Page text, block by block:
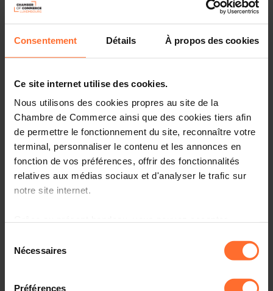
Consentement Détails À propos des cookies
Ce site internet utilise des cookies.
Nous utilisons des cookies propres au site de la
Chambre de Commerce ainsi que des cookies tiers afin
de permettre le fonctionnement du site, reconnaître votre
terminal, personnaliser le contenu et les annonces en
fonction de vos préférences, offrir des fonctionnalités
relatives aux médias sociaux et d'analyser le trafic sur
notre site internet.
à l’exception des cookies strictement nécessaires au
fonctionnement du site. Une description des différents
cookies est accessible sous l’onglet « Détails » ci-
Nécessaires
Préférences
02.2023
travail attractif, performant et ouvert
News Flash - Les nouvelles
obligations en matière de déchets et
emballages en 2023
guide pour naviguer dans la future